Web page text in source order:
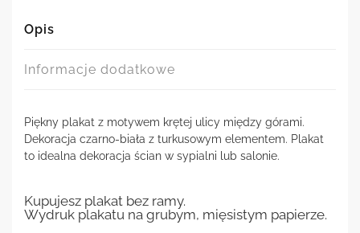
Opis
Informacje dodatkowe
Piękny plakat z motywem krętej ulicy między górami.
Dekoracja czarno-biała z turkusowym elementem. Plakat
to idealna dekoracja ścian w sypialni lub salonie.
Kupujesz plakat bez ramy.
Wydruk plakatu na grubym, mięsistym papierze.